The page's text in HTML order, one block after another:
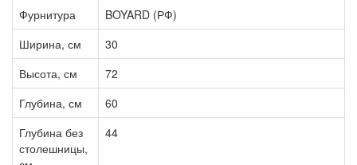
Фурнитура
BOYARD (РФ)
Ширина, см
30
Высота, см
72
Глубина, см
60
Глубина без
столешницы,
44